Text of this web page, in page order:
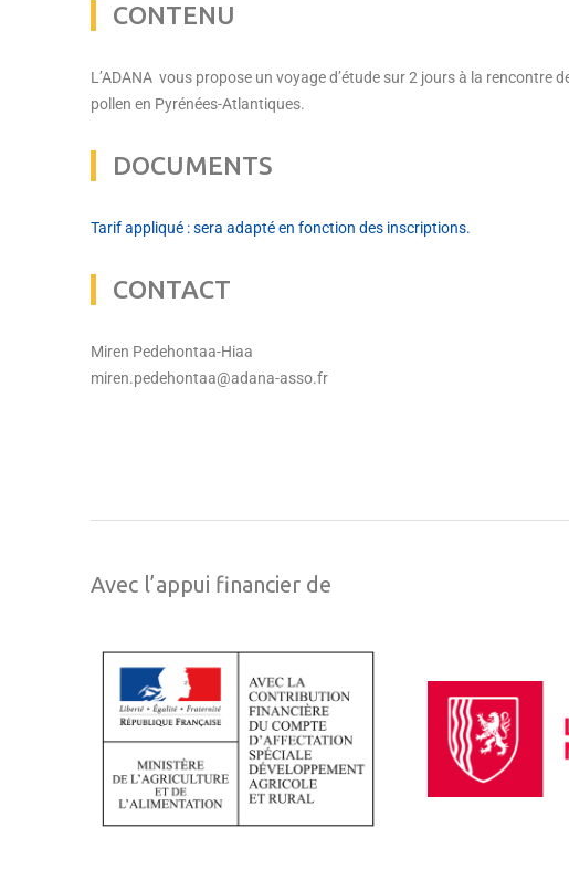
CONTENU
L’ADANA vous propose un voyage d’étude sur 2 jours à la rencontre
pollen en Pyrénées-Atlantiques.
DOCUMENTS
Tarif appliqué : sera adapté en fonction des inscriptions.
CONTACT
Miren Pedehontaa-Hiaa
miren.pedehontaa@adana-asso.fr
Avec l’appui financier de